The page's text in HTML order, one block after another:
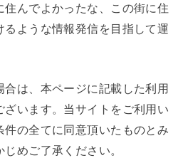
住んでよかったな、この街に住
ような情報発信を目指して運
合は、本ページに記載した利用
います。当サイトをご利用い
件の全てに同意頂いたものとみ
めご了承ください。